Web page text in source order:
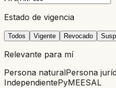
Estado de vigencia
Todos Vigente Revocado
Relevante para mí
Persona naturalPersona
IndependientePyMEESAL